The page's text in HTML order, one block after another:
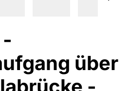
über